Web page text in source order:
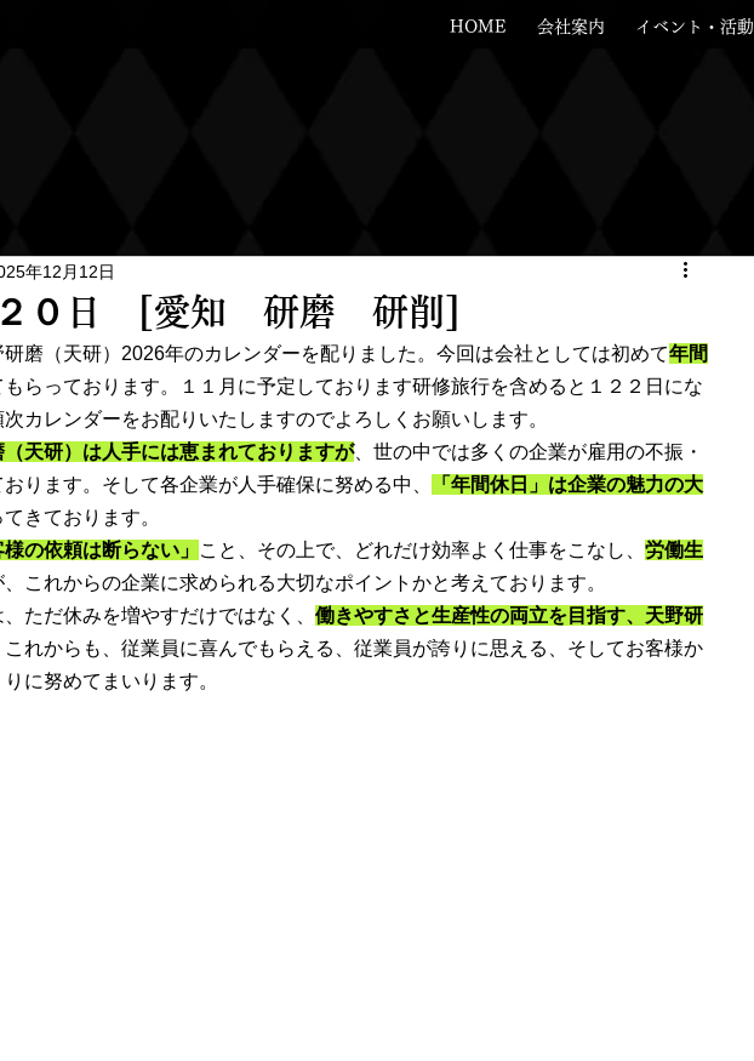
HOME 会社案内 イベント・活動
２０日 [愛知 研磨 研削]
年12月12日
磨（天研）2026年のカレンダーを配りました。今回は会社としては初めて年間
らっております。１１月に予定しております研修旅行を含めると１２２日にな
カレンダーをお配りいたしますのでよろしくお願いします。
（天研）は人手には恵まれておりますが、世の中では多くの企業が雇用の不振・
ります。そして各企業が人手確保に努める中、
「年間休日」は企業の魅力の大
きております。
の依頼は断らない」 こと、その上で、どれだけ効率よく仕事をこなし、 労働生
、これからの企業に求められる大切なポイントかと考えております。
ただ休みを増やすだけではなく、 働きやすさと生産性の両立を目指す、天野研
これからも、従業員に喜んでもらえる、従業員が誇りに思える、そしてお客様か
に努めてまいります。